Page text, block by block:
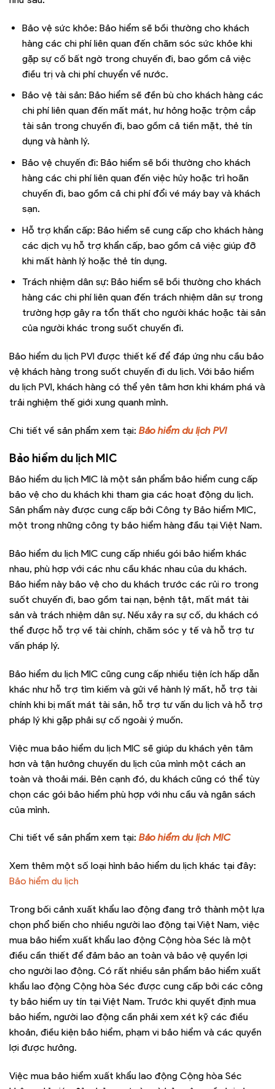
Bảo vệ sức khỏe: Bảo hiểm sẽ bồi thường cho khách
hàng các chi phí liên quan đến chăm sóc sức khỏe khi
gặp sự cố bất ngờ trong chuyến đi, bao gồm cả việc
điều trị và chi phí chuyển về nước.
Bảo vệ tài sản: Bảo hiểm sẽ đền bù cho khách hàng các
chi phí liên quan đến mất mát, hư hỏng hoặc trộm cắp
tài sản trong chuyến đi, bao gồm cả tiền mặt, thẻ tín
dụng và hành lý.
Bảo vệ chuyến đi: Bảo hiểm sẽ bồi thường cho khách
hàng các chi phí liên quan đến việc hủy hoặc trì hoãn
chuyến đi, bao gồm cả chi phí đổi vé máy bay và khách
sạn.
Hỗ trợ khẩn cấp: Bảo hiểm sẽ cung cấp cho khách hàng
các dịch vụ hỗ trợ khẩn cấp, bao gồm cả việc giúp đỡ
khi mất hành lý hoặc thẻ tín dụng.
Trách nhiệm dân sự: Bảo hiểm sẽ bồi thường cho khách
hàng các chi phí liên quan đến trách nhiệm dân sự trong
trường hợp gây ra tổn thất cho người khác hoặc tài sản
của người khác trong suốt chuyến đi.
Bảo hiểm du lịch PVI được thiết kế để đáp ứng nhu cầu bảo
vệ khách hàng trong suốt chuyến đi du lịch. Với bảo hiểm
du lịch PVI, khách hàng có thể yên tâm hơn khi khám phá và
trải nghiệm thế giới xung quanh mình.
Chi tiết về sản phẩm xem tại: Bảo hiểm du lịch PVI
Bảo hiểm du lịch MIC
Bảo hiểm du lịch MIC là một sản phẩm bảo hiểm cung cấp
bảo vệ cho du khách khi tham gia các hoạt động du lịch.
Sản phẩm này được cung cấp bởi Công ty Bảo hiểm MIC,
một trong những công ty bảo hiểm hàng đầu tại Việt Nam.
Bảo hiểm du lịch MIC cung cấp nhiều gói bảo hiểm khác
nhau, phù hợp với các nhu cầu khác nhau của du khách.
Bảo hiểm này bảo vệ cho du khách trước các rủi ro trong
suốt chuyến đi, bao gồm tai nạn, bệnh tật, mất mát tài
sản và trách nhiệm dân sự. Nếu xảy ra sự cố, du khách có
thể được hỗ trợ về tài chính, chăm sóc y tế và hỗ trợ tư
vấn pháp lý.
Bảo hiểm du lịch MIC cũng cung cấp nhiều tiện ích hấp dẫn
khác như hỗ trợ tìm kiếm và gửi về hành lý mất, hỗ trợ tài
chính khi bị mất mát tài sản, hỗ trợ tư vấn du lịch và hỗ trợ
pháp lý khi gặp phải sự cố ngoài ý muốn.
Việc mua bảo hiểm du lịch MIC sẽ giúp du khách yên tâm
hơn và tận hưởng chuyến du lịch của mình một cách an
toàn và thoải mái. Bên cạnh đó, du khách cũng có thể tùy
chọn các gói bảo hiểm phù hợp với nhu cầu và ngân sách
của mình.
Chi tiết về sản phẩm xem tại: Bảo hiểm du lịch MIC
Xem thêm một số loại hình bảo hiểm du lịch khác tại đây:
Bảo hiểm du lịch
Trong bối cảnh xuất khẩu lao động đang trở thành một lựa
chọn phổ biến cho nhiều người lao động tại Việt Nam, việc
mua bảo hiểm xuất khẩu lao động Cộng hòa Séc là một
điều cần thiết để đảm bảo an toàn và bảo vệ quyền lợi
cho người lao động. Có rất nhiều sản phẩm bảo hiểm xuất
khẩu lao động Cộng hòa Séc được cung cấp bởi các công
ty bảo hiểm uy tín tại Việt Nam. Trước khi quyết định mua
bảo hiểm, người lao động cần phải xem xét kỹ các điều
khoản, điều kiện bảo hiểm, phạm vi bảo hiểm và các quyền
lợi được hưởng.
Việc mua bảo hiểm xuất khẩu lao động Cộng hòa Séc